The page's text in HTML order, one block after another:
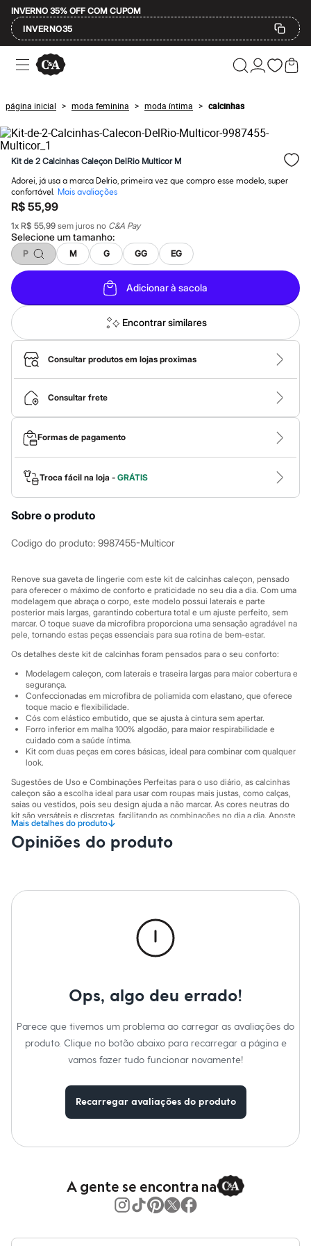
INVERNO 35% OFF COM CUPOM
INVERNO35
Ofertas
Compre por Departamento
Masculino
Infantil
Calçados
Mindse7
Plus Size
Até 20% off
Até 40% off
Até 60% off
A partir de 60% off
Feminino
Em alta
Inverno
Alfaiataria
Novidades
Roupas
Blusas e Camisetas
Básicos
Calças
Casacos e Jaquetas
Jeans
Macacões
Saias
Shorts e Bermudas
Vestidos
Acessórios
Bolsas
Bonés e Chapéus
Bijoux
Relógios
Calçados
Botas
Chinelos
Rasteirinhas
Sandálias
Sapatilhas
Marcas
City
Clock House
Mindset
Sawary
Yessica
Moda esportiva
Blusas
Calçados
Leggings
Shorts e Bermudas
Tops
Moda íntima
Calcinhas
Cintas e Modeladores
Meias
Pijamas
Sutiãs e Tops
Moda praia
Biquínis
Maiôs
Saídas de praia
Blusas e Camisetas
Calças
Dia dos Pais
Novidades
Roupas
Bermudas
Camisetas e Regatas
Casacos e Jaquetas
Acessórios
Bolsas e Mochilas
Botas
página inicial > moda feminina > moda íntima > calcinhas
Kit de 2 Calcinhas Caleçon DelRio Multicor M
Adorei, já usa a marca Delrio, primeira vez que compro esse modelo, super
confortável. Mais avaliações
R$ 55,99
1x R$ 55,99 sem juros no C&A Pay
Selecione umtamanho:
P M G GG EG
Adicionar à sacola
Encontrar similares
Consultar produtos em lojas proximas
Consultar frete
Formas de pagamento
Troca fácil na loja - GRÁTIS
Sobre o produto
Codigo do produto: 9987455-Multicor
Renove sua gaveta de lingerie com este kit de calcinhas caleçon, pensado
para oferecer o máximo de conforto e praticidade no seu dia a dia. Com uma
modelagem que abraça o corpo, este modelo possui laterais e parte
posterior mais largas, garantindo cobertura total e um ajuste perfeito, sem
marcar. O toque suave da microfibra proporciona uma sensação agradável na
pele, tornando estas peças essenciais para sua rotina de bem-estar.
Os detalhes deste kit de calcinhas foram pensados para o seu conforto:
Modelagem caleçon, com laterais e traseira largas para maior cobertura e
segurança.
Confeccionadas em microfibra de poliamida com elastano, que oferece
toque macio e flexibilidade.
Cós com elástico embutido, que se ajusta à cintura sem apertar.
Forro inferior em malha 100% algodão, para maior respirabilidade e
cuidado com a saúde íntima.
Kit com duas peças em cores básicas, ideal para combinar com qualquer
look.
Sugestões de Uso e Combinações Perfeitas para o uso diário, as calcinhas
caleçon são a escolha ideal para usar com roupas mais justas, como calças,
saias ou vestidos, pois seu design ajuda a não marcar. As cores neutras do
kit são versáteis e discretas, facilitando as combinações no dia a dia. Aposte
neste modelo para sentir-se confortável e segura em qualquer ocasião, seja
no trabalho, em casa ou em momentos de lazer.
Mais detalhes do produto↓
92% poliamida, 8% elastano
Opiniões do produto
Ops, algo deu errado!
Parece que tivemos um problema ao carregar as avaliações do
produto. Clique no botão abaixo para recarregar a página e
vamos fazer tudo funcionar novamente!
Recarregar avaliações do produto
A gente se encontra na